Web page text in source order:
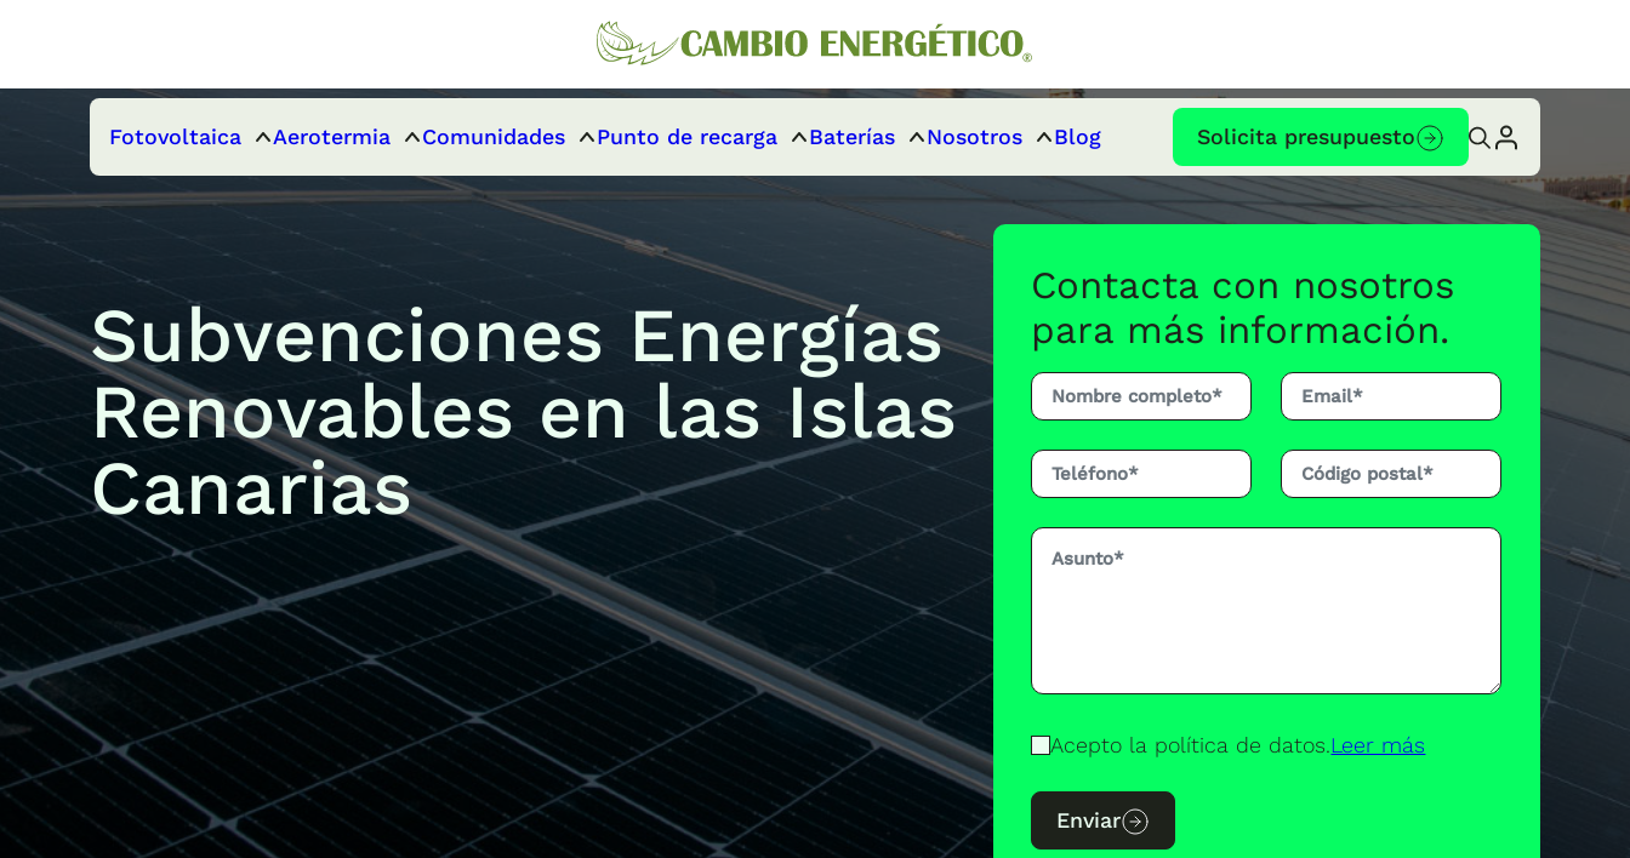
Fotovoltaica Aerotermia Comunidades Punto de recarga Baterías Nosotros Blog Solicita presupuesto
Subvenciones Energías
Renovables en las Islas
Canarias
Contacta con nosotros
para más información.
Acepto la política de datos.Leer más
Enviar